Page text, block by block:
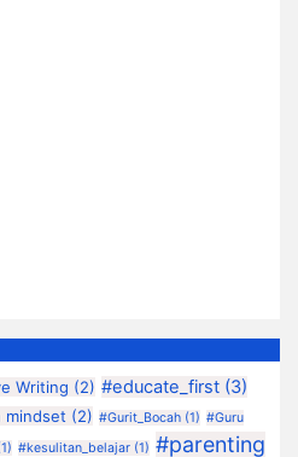
Writing (2) #educate_first (3)
(2) #Gurit_Bocah (1) #Guru
#kesulitan_belajar (1) #parenting